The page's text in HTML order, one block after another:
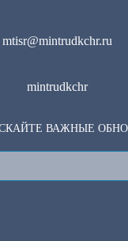
mtisr@mintrudkchr.ru
mintrudkchr
ВАЖНЫЕ